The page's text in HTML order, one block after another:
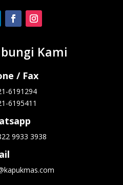
Kami
/ Fax
6191294
6195411
9933 3938